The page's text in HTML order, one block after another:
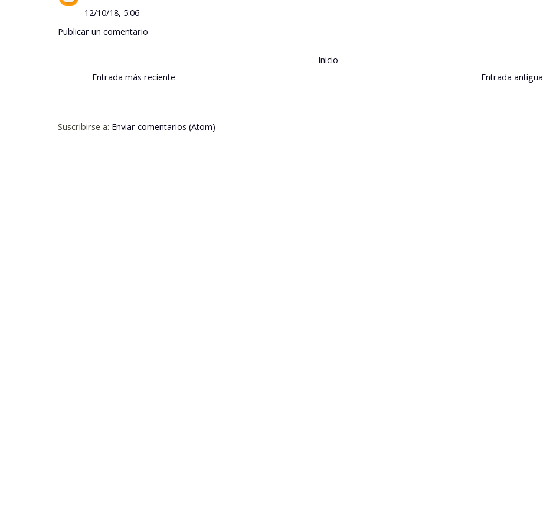
12/10/18, 5:06
Publicar un comentario
Entrada más reciente Entrada antigua
Inicio
Suscribirse a: Enviar comentarios (Atom)